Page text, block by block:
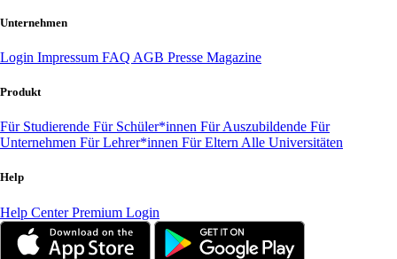
Unternehmen
Login Impressum FAQ AGB Presse Magazine
Produkt
Für Studierende Für Schüler*innen Für Auszubildende Für
Unternehmen Für Lehrer*innen Für Eltern Alle Universitäten
Help
Help CenterPremium Login